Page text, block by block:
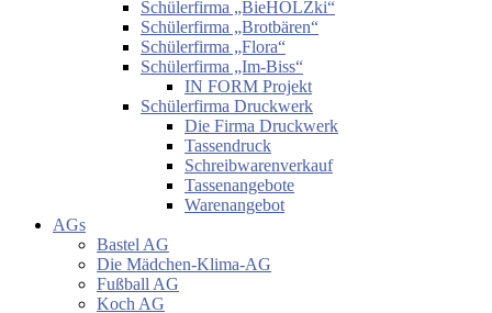
Schülerfirma „BieHOLZki“
Schülerfirma „Brotbären“
Schülerfirma „Flora“
Schülerfirma „Im-Biss“
IN FORM Projekt
Schülerfirma Druckwerk
Die Firma Druckwerk
Tassendruck
Schreibwarenverkauf
Tassenangebote
Warenangebot
AGs
Bastel AG
Die Mädchen-Klima-AG
Fußball AG
Koch AG